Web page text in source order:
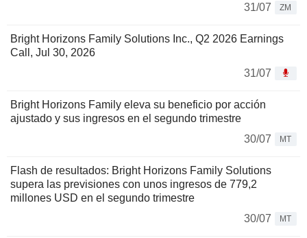
31/07
ZM
Bright Horizons Family Solutions Inc., Q2 2026 Earnings
Call, Jul 30, 2026
31/07
Bright Horizons Family eleva su beneficio por acción
ajustado y sus ingresos en el segundo trimestre
30/07
MT
Flash de resultados: Bright Horizons Family Solutions
supera las previsiones con unos ingresos de 779,2
millones USD en el segundo trimestre
30/07
MT